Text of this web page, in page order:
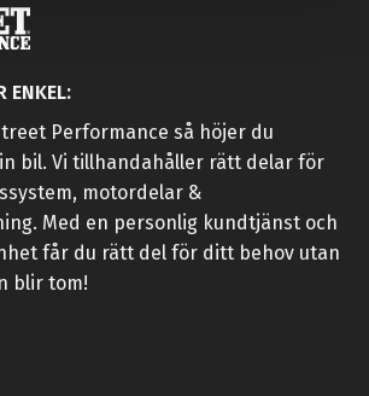
ENKEL:
Performance så höjer du
bil. Vi tillhandahåller rätt delar för
motordelar &
Med en personlig kundtjänst och
får du rätt del för ditt behov utan
blir tom!